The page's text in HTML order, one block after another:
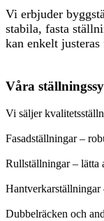
Vi erbjuder
stabila, fasta
kan enkelt
Våra
Vi säljer
Fasadställningar –
Rullställningar – lätta
Hantverkarställningar
Dubbelräcken och